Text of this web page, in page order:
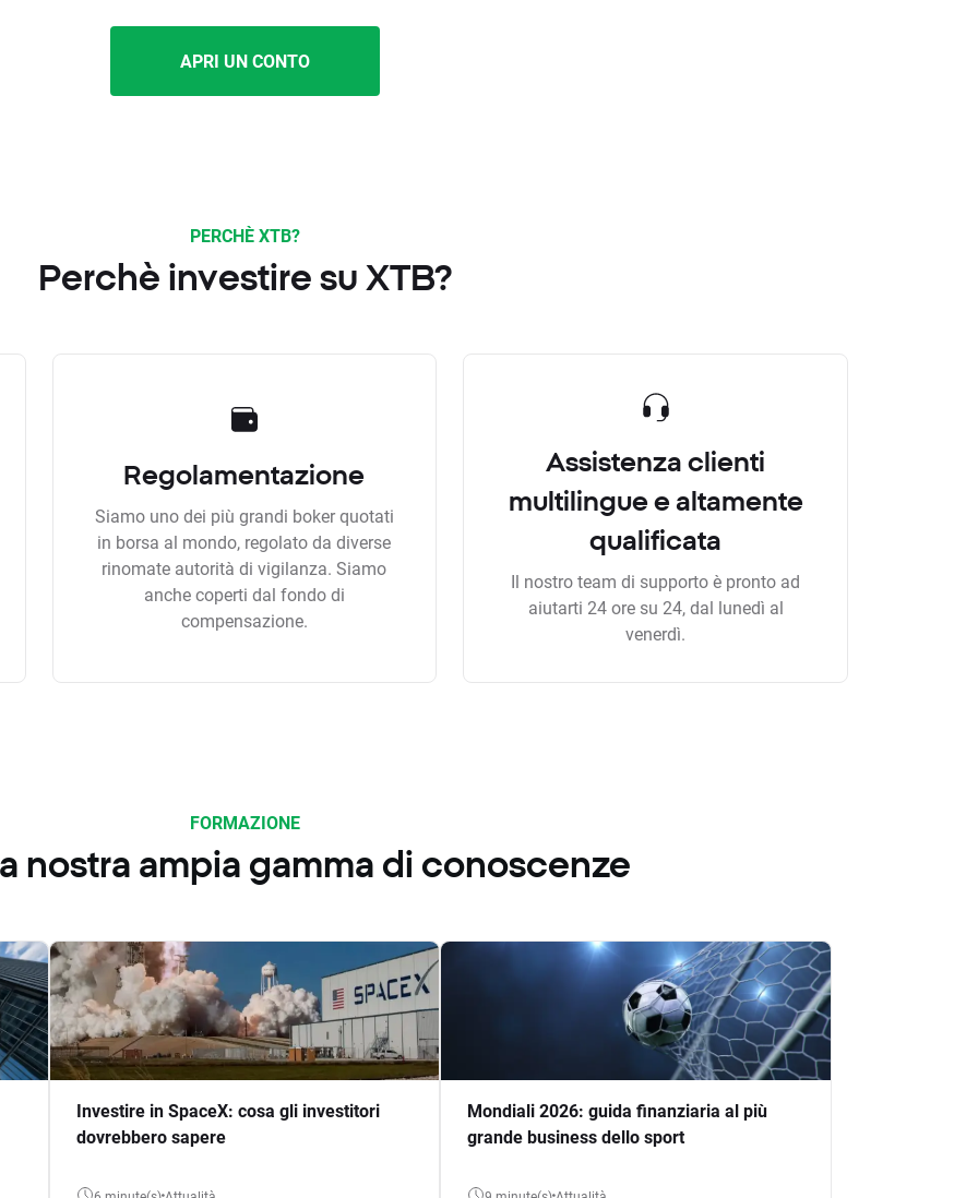
APRI UN CONTO
PERCHÈ XTB?
Perchè investire su XTB?
Regolamentazione
Siamo uno dei più grandi boker quotati
in borsa al mondo, regolato da diverse
rinomate autorità di vigilanza. Siamo
anche coperti dal fondo di
compensazione.
Assistenza clienti
multilingue e altamente
qualificata
Il nostro team di supporto è pronto ad
aiutarti 24 ore su 24, dal lunedì al
venerdì.
FORMAZIONE
nostra ampia gamma di conoscenze
Investire in SpaceX: cosa gli investitori
dovrebbero sapere
Mondiali 2026: guida finanziaria al più
grande business dello sport